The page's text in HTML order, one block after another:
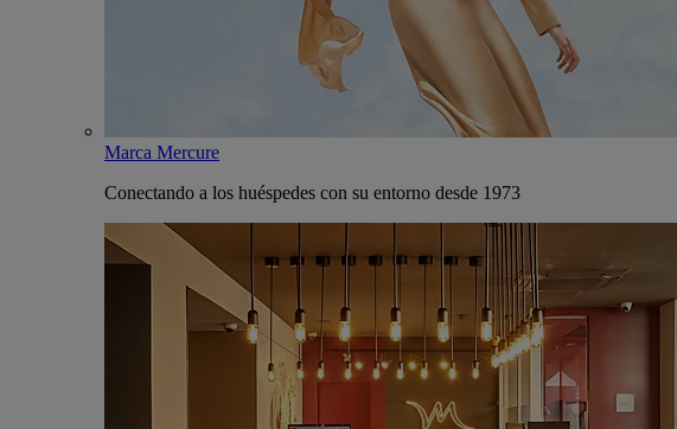
Marca Mercure
Conectando a los huéspedes con su entorno desde 1973